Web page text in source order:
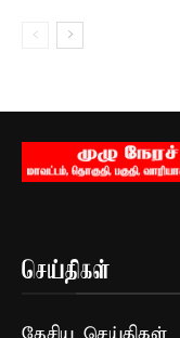
செய்திகள்